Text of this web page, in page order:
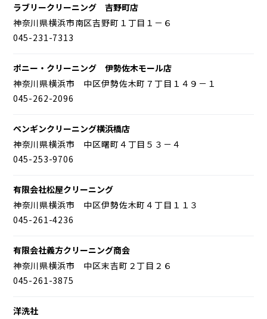
ラブリークリーニング 吉野町店
神奈川県横浜市南区吉野町１丁目１－６
045-231-7313
ポニー・クリーニング 伊勢佐木モール店
神奈川県横浜市 中区伊勢佐木町７丁目１４９－１
045-262-2096
ペンギンクリーニング横浜橋店
神奈川県横浜市 中区曙町４丁目５３－４
045-253-9706
有限会社松屋クリーニング
神奈川県横浜市 中区伊勢佐木町４丁目１１３
045-261-4236
有限会社義方クリーニング商会
神奈川県横浜市 中区末吉町２丁目２６
045-261-3875
洋洗社